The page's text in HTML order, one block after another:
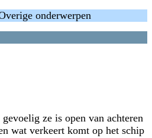
onderwerpen
ze is open van achteren
wat verkeert komt op het schip